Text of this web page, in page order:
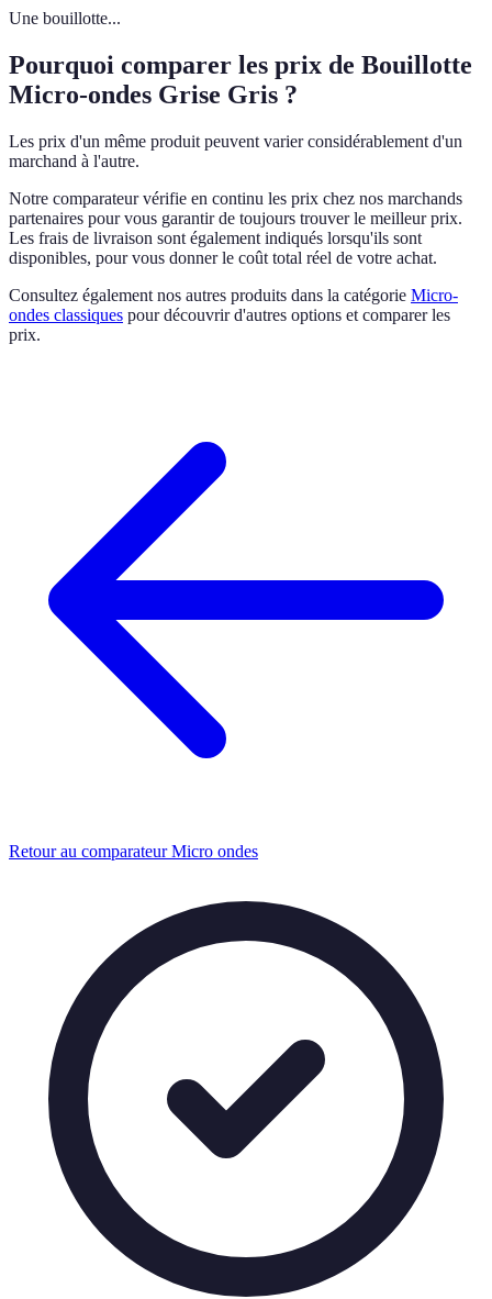
Une bouillotte...
Pourquoi comparer les prix de Bouillotte
Micro-ondes Grise Gris ?
Les prix d'un même produit peuvent varier considérablement d'un
marchand à l'autre.
Notre comparateur vérifie en continu les prix chez nos marchands
partenaires pour vous garantir de toujours trouver le meilleur prix.
Les frais de livraison sont également indiqués lorsqu'ils sont
disponibles, pour vous donner le coût total réel de votre achat.
Consultez également nos autres produits dans la catégorie Micro-
ondes classiques pour découvrir d'autres options et comparer les
prix.
Retour au comparateur Micro ondes